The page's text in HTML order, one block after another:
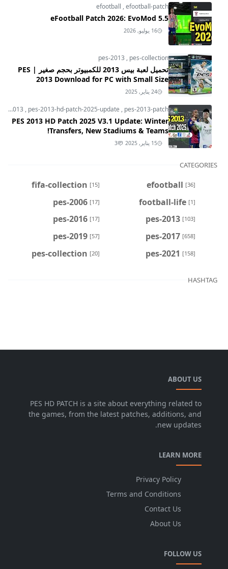
efootball ,efootball-patch
eFootball Patch 2026: EvoMod 5.5
16 يوليو, 2026
pes-2013 , pes-collection
تحميل لعبة بيس 2013 للكمبيوتر بحجم صغير | PES
2013 Download for PC with Small Size
24 يناير, 2025
pes-2013 , pes-2013-hd-patch-2025-update , pes-2013-patch
PES 2013 HD Patch 2025 V3.1 Update: Winter
Transfers, New Stadiums & Teams!
15 يناير, 2025 3
CATEGORIES
efootball [36]
fifa-collection [15]
football-life [1]
pes-2006 [17]
pes-2013 [103]
pes-2016 [17]
pes-2017 [658]
pes-2019 [57]
pes-2021 [158]
pes-collection [20]
HASHTAG
ABOUT US
PES HD PATCH is a site about everything related to
the games, from the latest patches, additions, and
new updates.
LEARN MORE
Privacy Policy
Terms and Conditions
Contact Us
About Us
FOLLOW US